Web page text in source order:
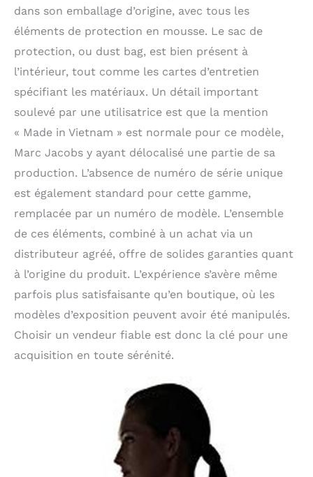
dans son emballage d’origine, avec tous les
éléments de protection en mousse. Le sac de
protection, ou dust bag, est bien présent à
l’intérieur, tout comme les cartes d’entretien
spécifiant les matériaux. Un détail important
soulevé par une utilisatrice est que la mention
« Made in Vietnam » est normale pour ce modèle,
Marc Jacobs y ayant délocalisé une partie de sa
production. L’absence de numéro de série unique
est également standard pour cette gamme,
remplacée par un numéro de modèle. L’ensemble
de ces éléments, combiné à un achat via un
distributeur agréé, offre de solides garanties quant
à l’origine du produit. L’expérience s’avère même
parfois plus satisfaisante qu’en boutique, où les
modèles d’exposition peuvent avoir été manipulés.
Choisir un vendeur fiable est donc la clé pour une
acquisition en toute sérénité.